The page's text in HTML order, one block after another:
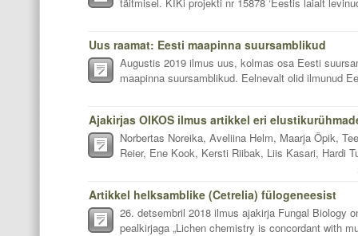
Uus raamat: Eesti maapinna suursamblikud
Augustis 2019 ilmus uus, kolmas osa Eesti
maapinna suursamblikud. Eelnevalt olid ilmunud
Norbertas Noreika, Aveliina Helm, Maarja Öpik,
Reier, Ene Kook, Kersti Riibak, Liis Kasari, Hardi
Artikkel helksamblike (Cetrelia) fülogeneesist
26. detsembril 2018 ilmus ajakirja Fungal Biology
pealkirjaga „Lichen chemistry is concordant with